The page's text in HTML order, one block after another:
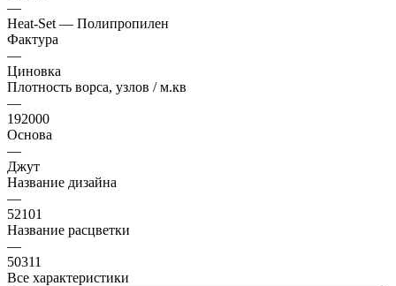
—
Heat-Set — Полипропилен
Фактура
—
Циновка
Плотность ворса, узлов / м.кв
—
192000
Основа
—
Джут
Название дизайна
—
52101
Название расцветки
—
50311
Все характеристики